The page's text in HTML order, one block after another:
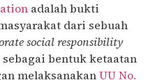
adalah bukti
dari sebuah
social responsibility
bentuk ketaatan
melaksanakanUU No.